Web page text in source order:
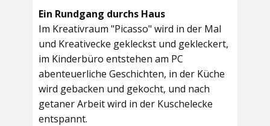
Ein Rundgang durchs Haus
Im Kreativraum "Picasso" wird in der Mal
und Kreativecke gekleckst und gekleckert,
im Kinderbüro entstehen am PC
abenteuerliche Geschichten, in der Küche
wird gebacken und gekocht, und nach
getaner Arbeit wird in der Kuschelecke
entspannt.